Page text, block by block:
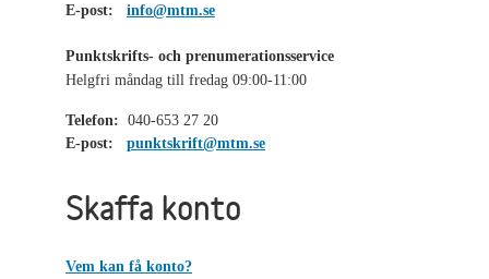
E-post:
info@mtm.se
Punktskrifts- och prenumerationsservice
Helgfri måndag till fredag 09:00-11:00
Telefon: 040-653 27 20
E-post:
punktskrift@mtm.se
Skaffa konto
Vem kan få konto?